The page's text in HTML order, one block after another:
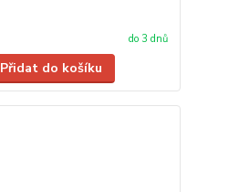
do 3 dnů
Přidat do košíku